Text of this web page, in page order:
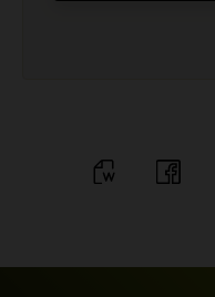
ÜBERSCHRIFT